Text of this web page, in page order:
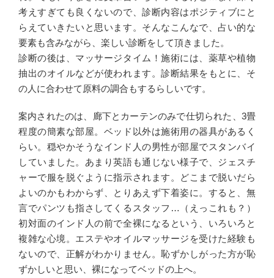
考えすぎても良くないので、診断内容はポジティブにと
らえていきたいと思います。そんなこんなで、占い的な
要素も含みながら、楽しい診断をして頂きました。
診断の後は、マッサージタイム！施術には、薬草や植物
抽出のオイルなどが使われます。診断結果をもとに、そ
の人に合わせて原料の調合もするらしいです。
案内されたのは、廊下とカーテンのみで仕切られた、3畳
程度の簡素な部屋。ベッド以外は施術用の器具があるく
らい。穏やかそうなインド人の男性が部屋でスタンバイ
していました。あまり英語も通じない様子で、ジェスチ
ャーで服を脱ぐように指示されます。どこまで脱いだら
よいのかもわからず、とりあえず下着姿に。すると、無
言でパンツも指さしてくるスタッフ…（えっこれも？）
初対面のインド人の前で全裸になるという、いろいろと
複雑な心境。エステやオイルマッサージを受けた経験も
ないので、正解がわかりません。恥ずかしがった方が恥
ずかしいと思い、裸になってベッドの上へ。